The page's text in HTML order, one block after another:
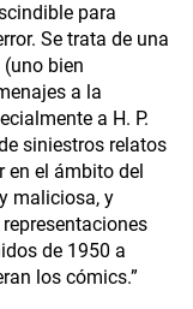
para
Se trata de una
bien
a la
a H. P.
siniestros relatos
en el ámbito del
maliciosa, y
de 1950 a
los cómics.”